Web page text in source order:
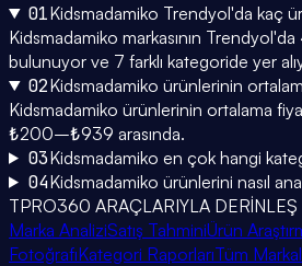
01Kidsmadamiko Trendyol'da kaç
Kidsmadamiko markasının
bulunuyor ve 7 farklı kategoride yer
02Kidsmadamiko ürünlerinin
Kidsmadamiko ürünlerinin ortalama
₺200–₺939 arasında.
03Kidsmadamiko en çok hangi
04Kidsmadamiko ürünlerini nasıl
TPRO360 ARAÇLARIYLA DERİNLEŞ
Marka AnaliziSatış TahminiÜrün
FotoğrafıKategori RaporlarıTüm